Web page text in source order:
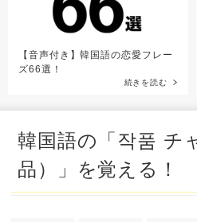
【音声付き】韓国語の恋愛フレー
ズ66選！
続きを読む
韓国語の「작품 チ
品）」を覚える！